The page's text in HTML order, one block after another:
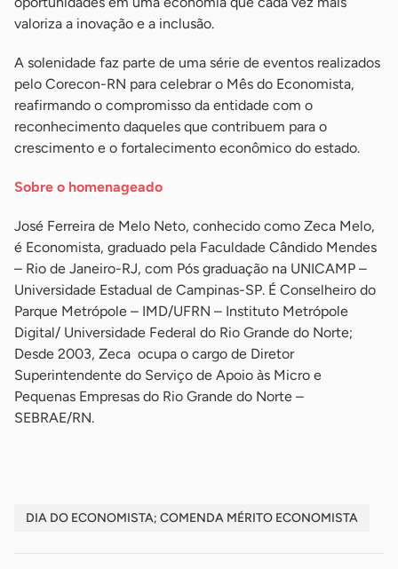
valoriza a inovação e a inclusão.
A solenidade faz parte de uma série de eventos realizados
pelo Corecon-RN para celebrar o Mês do Economista,
reafirmando o compromisso da entidade com o
reconhecimento daqueles que contribuem para o
crescimento e o fortalecimento econômico do estado.
Sobre o homenageado
José Ferreira de Melo Neto, conhecido como Zeca Melo,
é Economista, graduado pela Faculdade Cândido Mendes
– Rio de Janeiro-RJ, com Pós graduação na UNICAMP –
Universidade Estadual de Campinas-SP. É Conselheiro do
Parque Metrópole – IMD/UFRN – Instituto Metrópole
Digital/ Universidade Federal do Rio Grande do Norte;
Desde 2003, Zeca ocupa o cargo de Diretor
Superintendente do Serviço de Apoio às Micro e
Pequenas Empresas do Rio Grande do Norte –
SEBRAE/RN.
DIA DO ECONOMISTA; COMENDA MÉRITO ECONOMISTA